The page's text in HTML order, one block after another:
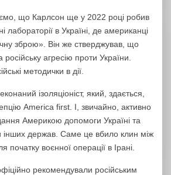
що Карлсон ще у 2022 році робив
лабораторії в Україні, де американці
зброю». Він же стверджував, що
агресію проти України.
методички в дії.
ізоляціоніст, який, здається,
America first. І, звичайно, активно
Америкою допомоги Україні та
інших держав. Саме це вбило клин між
воєнної операції в Ірані.
рекомендували російським